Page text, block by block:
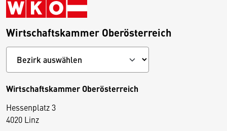
Wirtschaftskammer Oberösterreich
Wirtschaftskammer Oberösterreich
Hessenplatz 3
4020 Linz